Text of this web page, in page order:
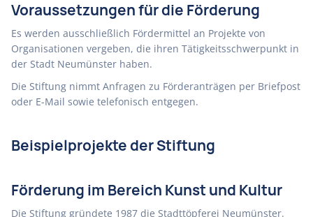
Voraussetzungen für die Förderung
Es werden ausschließlich Fördermittel an Projekte von
Organisationen vergeben, die ihren Tätigkeitsschwerpunkt in
der Stadt Neumünster haben.
Die Stiftung nimmt Anfragen zu Förderanträgen per Briefpost
oder E-Mail sowie telefonisch entgegen.
Beispielprojekte der Stiftung
Förderung im Bereich Kunst und Kultur
Die Stiftung gründete 1987 die Stadttöpferei Neumünster.